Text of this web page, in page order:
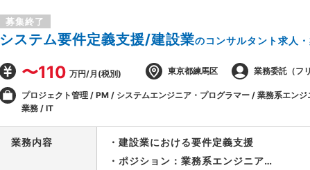
募集終了
システム要件定義支援/建設業のコンサルタント求人
〜110 万円/月(税別) 東京都練馬区 業務委託（フ
プロジェクト管理 / PM / システムエンジニア・プログラマー / 業務系エン
業務 / IT
業務内容
・建設業における要件定義支援
・ポジション：業務系エンジニア